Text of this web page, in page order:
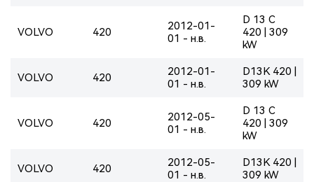
VOLVO 420
2012-01-
01 - н.в.
D 13 C
420 | 309
kW
VOLVO 420
2012-01-
01 - н.в.
D13K 420 |
309 kW
VOLVO 420
2012-05-
01 - н.в.
D 13 C
420 | 309
kW
VOLVO 420
2012-05-
01 - н.в.
D13K 420 |
309 kW